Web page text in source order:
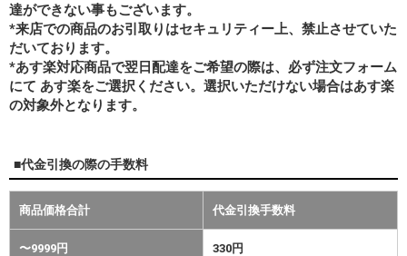
達ができない事もございます。
*来店での商品のお引取りはセキュリティー上、禁止させていた
だいております。
*あす楽対応商品で翌日配達をご希望の際は、必ず注文フォーム
にて あす楽をご選択ください。選択いただけない場合はあす楽
の対象外となります。
■代金引換の際の手数料
商品価格合計 代金引換手数料
〜9999円 330円